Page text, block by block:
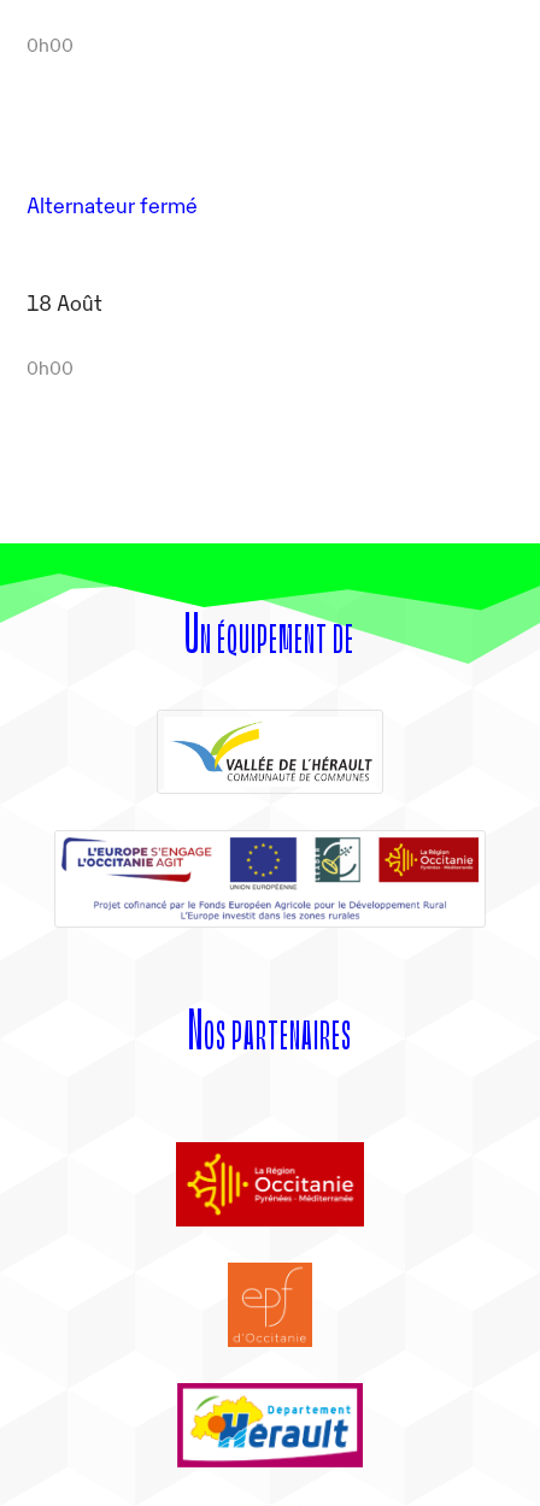
0h00
Alternateur fermé
18 Août
0h00
Un équipement de
Nos partenaires